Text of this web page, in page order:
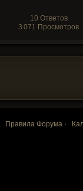
10 Ответов
3 071 Просмотров
Правила Форума·